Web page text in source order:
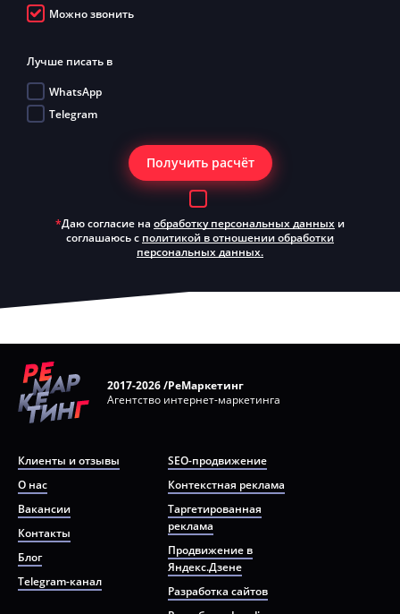
Можно звонить
Лучше писать в
WhatsApp
Telegram
*Даю согласие на обработку персональных данных и
соглашаюсь с политикой в отношении обработки
персональных данных.
Получить расчёт
2017-2026 /РеМаркетинг
Агентство интернет-маркетинга
Клиенты и отзывы
О нас
Вакансии
Контакты
Блог
Telegram-канал
SEO-продвижение
Контекстная реклама
Таргетированная
реклама
Продвижение в
Яндекс.Дзене
Разработка сайтов